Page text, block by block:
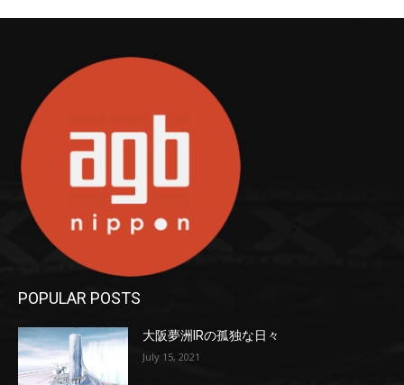
POPULAR POSTS
大阪夢洲IRの孤独な日々
July 15, 2021